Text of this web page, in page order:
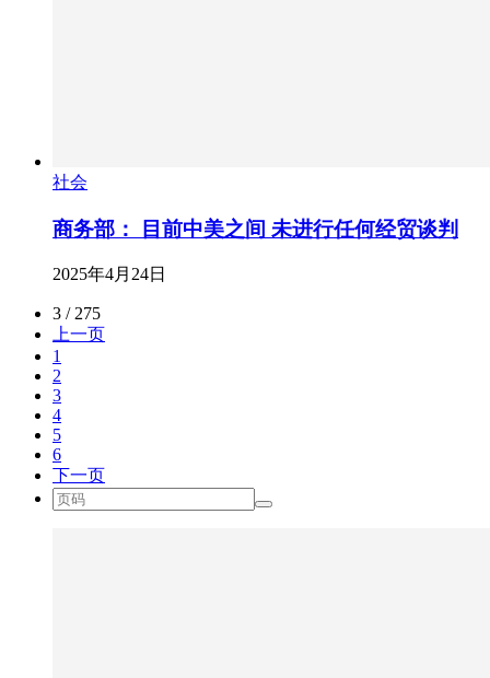
社会
商务部： 目前中美之间 未进行任何经贸谈判
2025年4月24日
3 / 275
上一页
1
2
3
4
5
6
下一页